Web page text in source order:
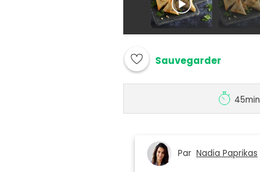
Sauvegarder
45min
ParNadia Paprikas